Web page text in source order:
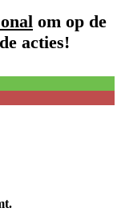
om op de
acties!